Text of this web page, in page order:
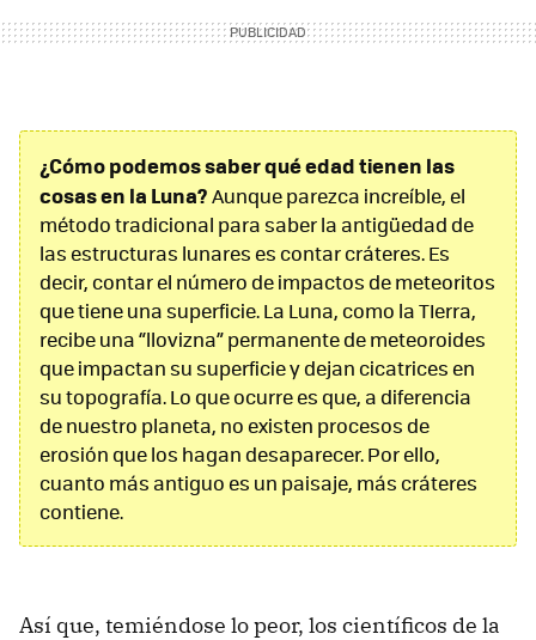
¿Cómo podemos saber qué edad tienen las
cosas en la Luna?Aunque parezca increíble, el
método tradicional para saber la antigüedad de
las estructuras lunares es contar cráteres. Es
decir, contar el número de impactos de meteoritos
que tiene una superficie. La Luna, como la TIerra,
recibe una “llovizna” permanente de meteoroides
que impactan su superficie y dejan cicatrices en
su topografía. Lo que ocurre es que, a diferencia
de nuestro planeta, no existen procesos de
erosión que los hagan desaparecer. Por ello,
cuanto más antiguo es un paisaje, más cráteres
contiene.
Así que, temiéndose lo peor, los científicos de la